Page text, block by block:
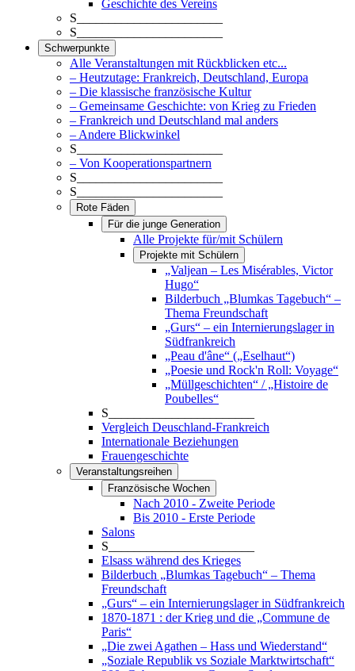
Geschichte des Vereins
S_______________________
S_______________________
Schwerpunkte
Alle Veranstaltungen mit Rückblicken etc...
– Heutzutage: Frankreich, Deutschland, Europa
– Die klassische französische Kultur
– Gemeinsame Geschichte: von Krieg zu Frieden
– Frankreich und Deutschland mal anders
– Andere Blickwinkel
S_______________________
– Von Kooperationspartnern
S_______________________
S_______________________
Rote Fäden
Für die junge Generation
Alle Projekte für/mit Schülern
Projekte mit Schülern
„Valjean – Les Misérables, Victor
Hugo“
Bilderbuch „Blumkas Tagebuch“ –
Thema Freundschaft
„Gurs“ – ein Internierungslager in
Südfrankreich
„Peau d'âne“ („Eselhaut“)
„Poesie und Rock'n Roll: Voyage“
„Müllgeschichten“ / „Histoire de
Poubelles“
S_______________________
Vergleich Deuschland-Frankreich
Internationale Beziehungen
Frauengeschichte
Veranstaltungsreihen
Französische Wochen
Nach 2010 - Zweite Periode
Bis 2010 - Erste Periode
Salons
S_______________________
Elsass während des Krieges
Bilderbuch „Blumkas Tagebuch“ – Thema
Freundschaft
„Gurs“ – ein Internierungslager in Südfrankreich
1870-1871 : der Krieg und die „Commune de
Paris“
„Die zwei Agathen – Hass und Wiederstand“
„Soziale Republik vs Soziale Marktwirtschaft“